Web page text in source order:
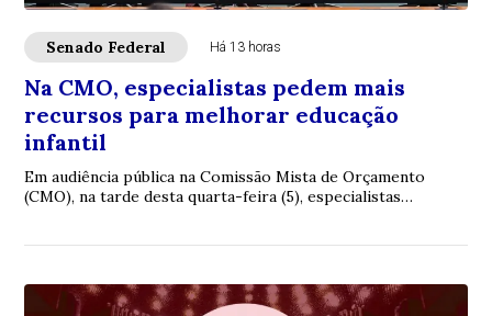
Senado Federal Há 13 horas
Na CMO, especialistas pedem mais
recursos para melhorar educação
infantil
Em audiência pública na Comissão Mista de Orçamento
(CMO), na tarde desta quarta-feira (5), especialistas